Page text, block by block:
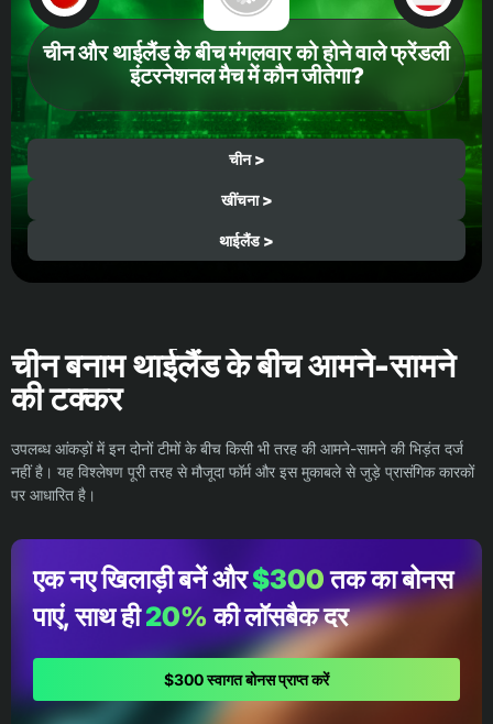
चीन और थाईलैंड के बीच मंगलवार को होने वाले फ्रेंडली
इंटरनेशनल मैच में कौन जीतेगा?
चीन >
खींचना >
थाईलैंड >
चीन बनाम थाईलैंड के बीच आमने-सामने
की टक्कर
उपलब्ध आंकड़ों में इन दोनों टीमों के बीच किसी भी तरह की आमने-सामने की भिड़ंत दर्ज
नहीं है। यह विश्लेषण पूरी तरह से मौजूदा फॉर्म और इस मुकाबले से जुड़े प्रासंगिक कारकों
पर आधारित है।
एक नए खिलाड़ी बनें और$300तक का बोनस
पाएं, साथ ही20%की लॉसबैक दर
$300 स्वागत बोनस प्राप्त करें